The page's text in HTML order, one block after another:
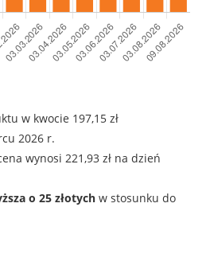
w kwocie 197,15 zł
2026 r.
wynosi 221,93 zł na dzień
o 25 złotych w stosunku do